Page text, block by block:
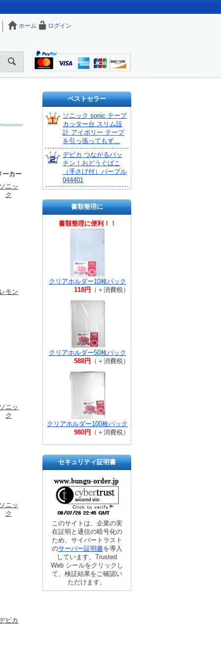
ホーム ログイン
ーカー
ソニッ
ク
レモン
ソニッ
ク
ソニッ
ク
ビカ
ベストセラー
ソニック sonic テープ
カッター台 スリム設
計 アイボリー テープ
を引っ張ってもず...
デビカ つながるパッ
チン！おどうぐばこ
（手さげ付）パープル
044401
書類整理に
書類整理に便利！！
クリアホルダー10枚パック
118円
（＋消費税）
クリアホルダー50枚パック
588円
（＋消費税）
クリアホルダー100枚パック
980円
（＋消費税）
セキュリティ証明書
このサイトは、企業の実
在証明と通信の暗号化の
ため、サイバートラスト
のサーバー証明書を導入
しています。Trusted
Web シールをクリックし
て、検証結果をご確認い
ただけます。